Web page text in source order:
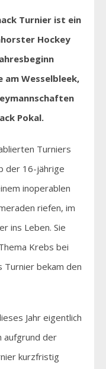
Turnier ist ein
Hockey
Wesselbleek,
Pokal.
Turniers
der 16-jährige
inoperablen
riefen, im
ins Leben. Sie
Krebs bei
Turnier bekam den
Jahr eigentlich
aufgrund der
kurzfristig